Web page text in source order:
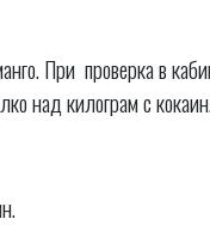
При проверка в
над килограм с